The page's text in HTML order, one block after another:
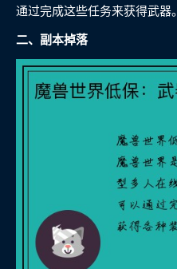
通过完成这些任务来获得武器。
二、副本掉落